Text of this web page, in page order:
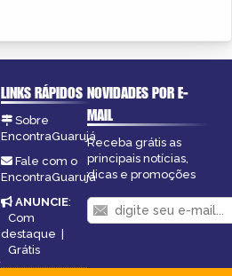
LINKS RÁPIDOS
Sobre
EncontraGuarujá
Fale com o
EncontraGuarujá
ANUNCIE:
Com
destaque |
Grátis
NOVIDADES POR E-
MAIL
Receba grátis as
principais notícias,
dicas e promoções